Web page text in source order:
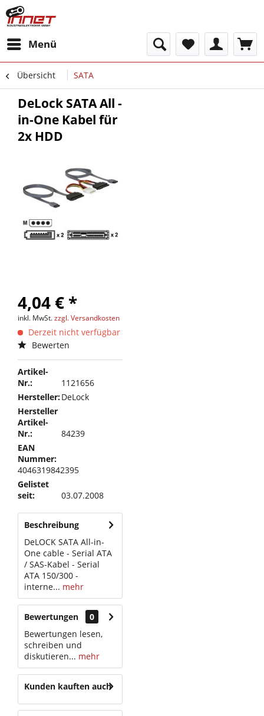
Menü
Übersicht SATA
DeLock SATA All -
in-One Kabel für
2x HDD
4,04 € *
inkl. MwSt.zzgl. Versandkosten
Derzeit nicht verfügbar
Bewerten
Artikel-
Nr.:
1121656
Hersteller:DeLock
Hersteller
Artikel-
Nr.:
84239
EAN
Nummer:
4046319842395
Gelistet
seit:
03.07.2008
Beschreibung
DeLOCK SATA All-in-
One cable - Serial ATA
/ SAS-Kabel - Serial
ATA 150/300 -
interne... mehr
Bewertungen
0
Bewertungen lesen,
schreiben und
diskutieren... mehr
Kunden kauften auch